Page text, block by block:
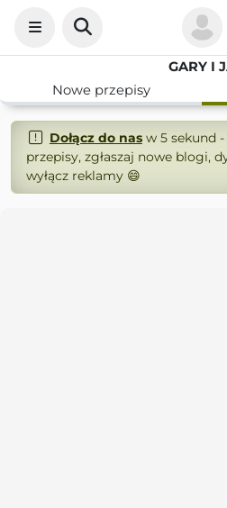
GARY I
Nowe przepisy
Dołącz do nasw 5 sekund -
przepisy, zgłaszaj nowe blogi,
wyłącz reklamy 😄